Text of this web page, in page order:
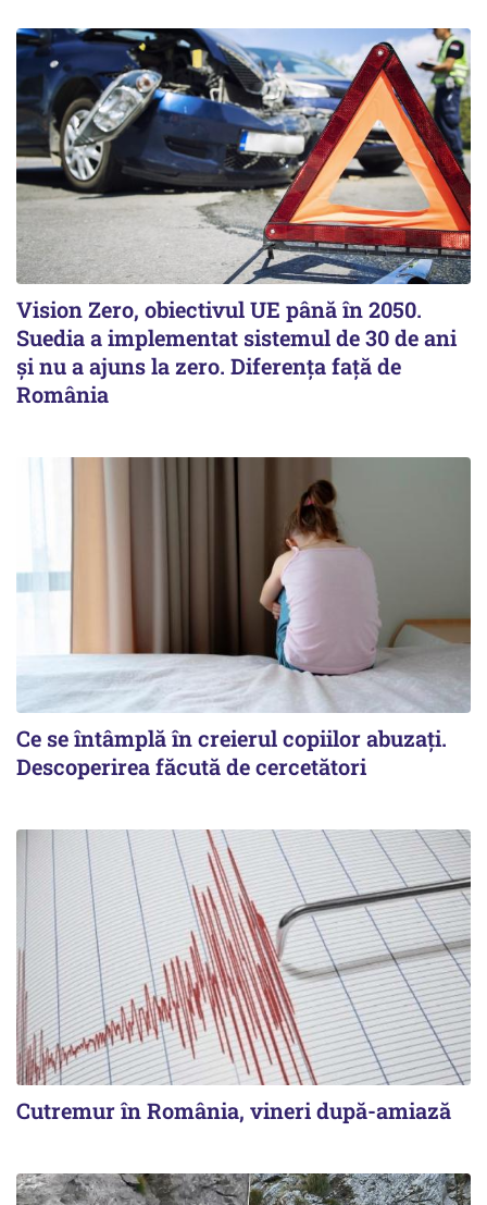
Vision Zero, obiectivul UE până în 2050.
Suedia a implementat sistemul de 30 de ani
şi nu a ajuns la zero. Diferenţa faţă de
România
Ce se întâmplă în creierul copiilor abuzați.
Descoperirea făcută de cercetători
Cutremur în România, vineri după-amiază